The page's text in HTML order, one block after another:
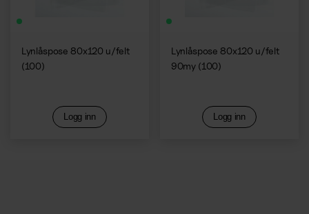
Lynlåspose 80x120 u/felt
(100)
Logg inn
Lynlåspose 80x120 u/felt
90my (100)
Logg inn